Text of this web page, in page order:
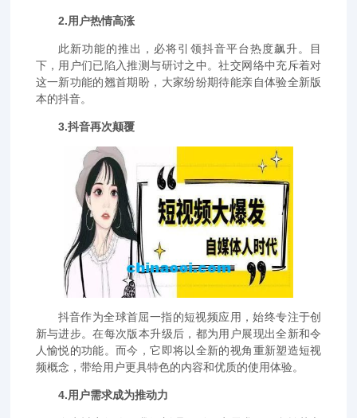
2.用户热情高涨
此新功能的推出，必将引领抖音平台热度飙升。目
下，用户们已陷入推测与研讨之中。社交网络中充斥着对
这一新功能的翘首期盼，大家纷纷期待能亲自体验全新版
本的抖音。
3.抖音再次颠覆
抖音作为全球首屈一指的短视频应用，始终专注于创
新与进步。在每次版本升级后，都为用户展现出全新和令
人愉悦的功能。而今，它即将以全新的视角重新塑造短视
频概念，带给用户更具特色的内容和优质的使用体验。
4.用户需求成为推动力